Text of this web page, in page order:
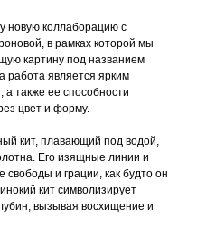
новую коллаборацию с
в рамках которой мы
картину под названием
является ярким
а также ее способности
цвет и форму.
кит, плавающий под водой,
Его изящные линии и
и грации, как будто он
кит символизирует
вызывая восхищение и